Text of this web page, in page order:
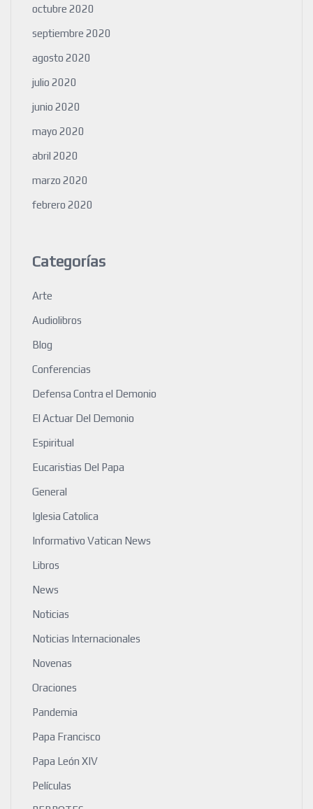
octubre 2020
septiembre 2020
agosto 2020
julio 2020
junio 2020
mayo 2020
abril 2020
marzo 2020
febrero 2020
Categorías
Arte
Audiolibros
Blog
Conferencias
Defensa Contra el Demonio
El Actuar Del Demonio
Espiritual
Eucaristias Del Papa
General
Iglesia Catolica
Informativo Vatican News
Libros
News
Noticias
Noticias Internacionales
Novenas
Oraciones
Pandemia
Papa Francisco
Papa León XIV
Películas